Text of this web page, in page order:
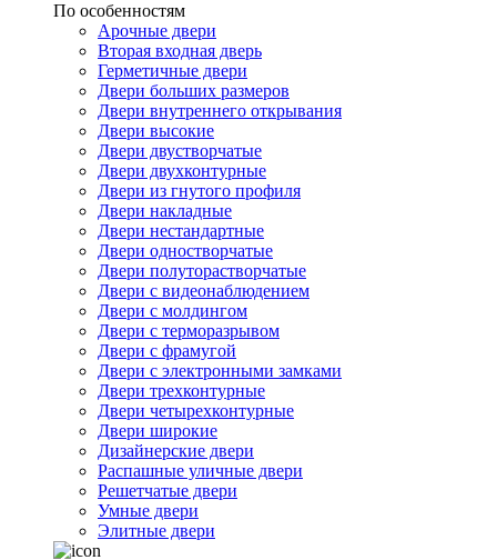
По особенностям
Арочные двери
Вторая входная дверь
Герметичные двери
Двери больших размеров
Двери внутреннего открывания
Двери высокие
Двери двустворчатые
Двери двухконтурные
Двери из гнутого профиля
Двери накладные
Двери нестандартные
Двери одностворчатые
Двери полуторастворчатые
Двери с видеонаблюдением
Двери с молдингом
Двери с терморазрывом
Двери с фрамугой
Двери с электронными замками
Двери трехконтурные
Двери четырехконтурные
Двери широкие
Дизайнерские двери
Распашные уличные двери
Решетчатые двери
Умные двери
Элитные двери